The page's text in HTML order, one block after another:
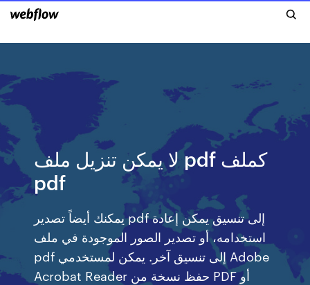
لا يمكن تنزيل ملف pdf كملف
pdf
يمكنك أيضاً تصدير pdf إلى تنسيق يمكن إعادة
استخدامه، أو تصدير الصور الموجودة في ملف
pdf إلى تنسيق آخر. يمكن لمستخدمي Adobe
Acrobat Reader حفظ نسخة من PDF أو